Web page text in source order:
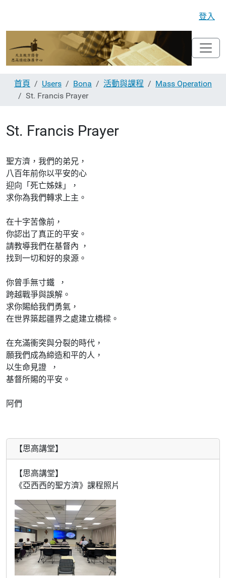
登入
首頁 Users Bona 活動與課程
Mass Operation
St. Francis Prayer
St. Francis Prayer
聖方濟，我們的弟兄，
八百年前你以平安的心
迎向「死亡姊妹」，
求你為我們轉求上主。
在十字苦像前，
你認出了真正的平安。
請教導我們在基督內 ，
找到一切和好的泉源。
你曾手無寸鐵 ，
跨越戰爭與誤解。
求你賜給我們勇氣，
在世界築起疆界之處建立橋樑。
在充滿衝突與分裂的時代，
願我們成為締造和平的人，
以生命見證 ，
基督所賜的平安。
阿們
【思高講堂】
【思高講堂】
《亞西西的聖方濟》課程照片